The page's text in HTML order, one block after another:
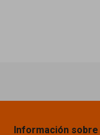
Información sobre